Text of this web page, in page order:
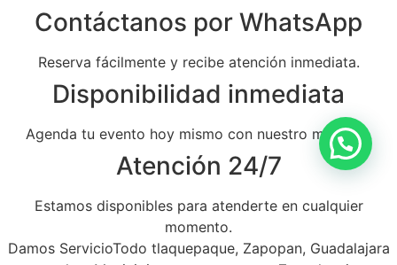
Contáctanos por WhatsApp
Reserva fácilmente y recibe atención inmediata.
Disponibilidad inmediata
Agenda tu evento hoy mismo con nuestro mariachi.
Atención 24/7
Estamos disponibles para atenderte en cualquier
momento.
Damos ServicioTodo tlaquepaque, Zapopan, Guadalajara